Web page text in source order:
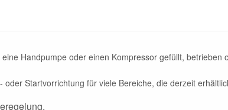
Handpumpe oder einen Kompressor gefüllt, betrieben
Startvorrichtung für viele Bereiche, die derzeit